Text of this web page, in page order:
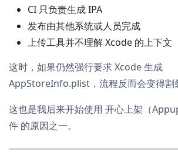
CI 只负责生成 IPA
发布由其他系统或人员完成
上传工具并不理解 Xcode 的上下文
这时，如果仍然强行要求 Xcode 生成
AppStoreInfo.plist，流程反而会变得割
这也是我后来开始使用 开心上架（
件 的原因之一。